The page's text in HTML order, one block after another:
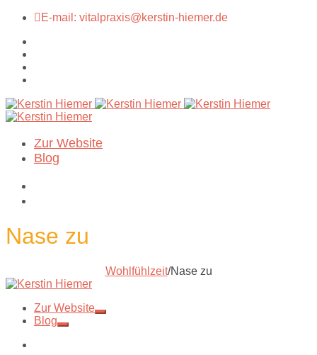
E-mail: vitalpraxis@kerstin-hiemer.de
Zur Website
Blog
Nase zu
Wohlfühlzeit/Nase zu
Zur Website
Blog